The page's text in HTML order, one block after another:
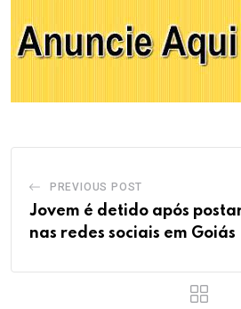
PREVIOUS POST
Jovem é detido após
nas redes sociais em Goiás